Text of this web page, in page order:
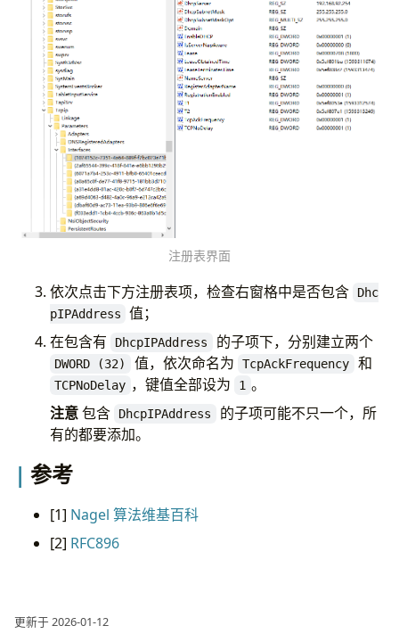
注册表界面
依次点击下方注册表项，检查右窗格中是否包含
Dhc
pIPAddress
值；
在包含有
DhcpIPAddress 的子项下，分别建立两个
DWORD (32) 值，依次命名为 TcpAckFrequency 和
TCPNoDelay ，键值全部设为 1 。
注意包含 DhcpIPAddress
的子项可能不只一个，所
有的都要添加。
参考
[1] Nagel 算法维基百科
[2] RFC896
更新于 2026-01-12